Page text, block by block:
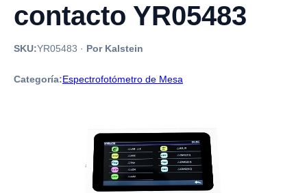
contacto YR05483
SKU:YR05483 · Por Kalstein
Categoría:Espectrofotómetro de Mesa